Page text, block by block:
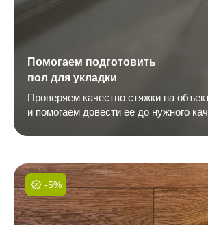
Помогаем подготовить
пол для укладки
Проверяем качество стяжки на
и помогаем довести ее до нужного
-5%
Фаска:
Соединение: